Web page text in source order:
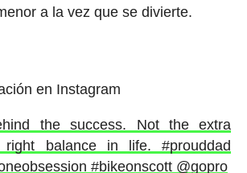
a la vez que se divierte.
en Instagram
the success. Not the extra
balance in life. #prouddad
#bikeonscott @gopro